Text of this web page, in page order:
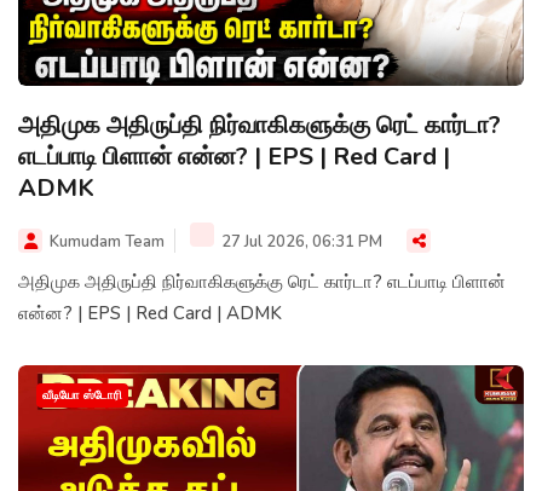
அதிமுக அதிருப்தி நிர்வாகிகளுக்கு ரெட் கார்டா?
எடப்பாடி பிளான் என்ன? | EPS | Red Card |
ADMK
Kumudam Team 27 Jul 2026, 06:31 PM
அதிமுக அதிருப்தி நிர்வாகிகளுக்கு ரெட் கார்டா? எடப்பாடி பிளான்
என்ன? | EPS | Red Card | ADMK
வீடியோ ஸ்டோரி